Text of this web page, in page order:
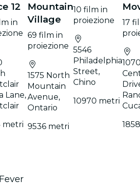
12
in
Lane,
metri
Mountain
Village
69 film in
proiezione
1575 North
Mountain
Avenue,
Ontario
9536 metri
10 film in
proiezione
5546
Philadelphia
Street,
Chino
10970 metri
17